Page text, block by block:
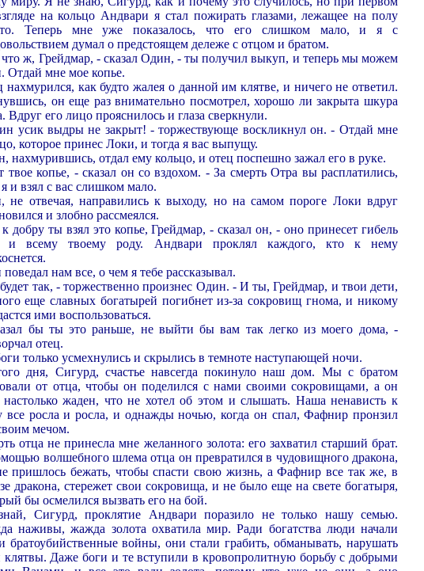
на кольцо Андвари я стал пожирать глазами, лежащее на полу
Теперь мне уже показалось, что его слишком мало, и я с
думал о предстоящем дележе с отцом и братом.
ж, Грейдмар, - сказал Один, - ты получил выкуп, и теперь мы можем
Отдай мне мое копье.
нахмурился, как будто жалея о данной им клятве, и ничего не ответил.
он еще раз внимательно посмотрел, хорошо ли закрыта шкура
Вдруг его лицо прояснилось и глаза сверкнули.
усик выдры не закрыт! - торжествующе воскликнул он. - Отдай мне
которое принес Локи, и тогда я вас выпущу.
нахмурившись, отдал ему кольцо, и отец поспешно зажал его в руке.
твое копье, - сказал он со вздохом. - За смерть Отра вы расплатились,
я и взял с вас слишком мало.
не отвечая, направились к выходу, но на самом пороге Локи вдруг
и злобно рассмеялся.
добру ты взял это копье, Грейдмар, - сказал он, - оно принесет гибель
и всему твоему роду. Андвари проклял каждого, кто к нему
нам все, о чем я тебе рассказывал.
так, - торжественно произнес Один. - И ты, Грейдмар, и твои дети,
еще славных богатырей погибнет из-за сокровищ гнома, и никому
ими воспользоваться.
бы ты это раньше, не выйти бы вам так легко из моего дома, -
отец.
только усмехнулись и скрылись в темноте наступающей ночи.
дня, Сигурд, счастье навсегда покинуло наш дом. Мы с братом
от отца, чтобы он поделился с нами своими сокровищами, а он
настолько жаден, что не хотел об этом и слышать. Наша ненависть к
все росла и росла, и однажды ночью, когда он спал, Фафнир пронзил
мечом.
отца не принесла мне желанного золота: его захватил старший брат.
волшебного шлема отца он превратился в чудовищного дракона,
пришлось бежать, чтобы спасти свою жизнь, а Фафнир все так же, в
дракона, стережет свои сокровища, и не было еще на свете богатыря,
бы осмелился вызвать его на бой.
Сигурд, проклятие Андвари поразило не только нашу семью.
наживы, жажда золота охватила мир. Ради богатства люди начали
братоубийственные войны, они стали грабить, обманывать, нарушать
клятвы. Даже боги и те вступили в кровопролитную борьбу с добрыми